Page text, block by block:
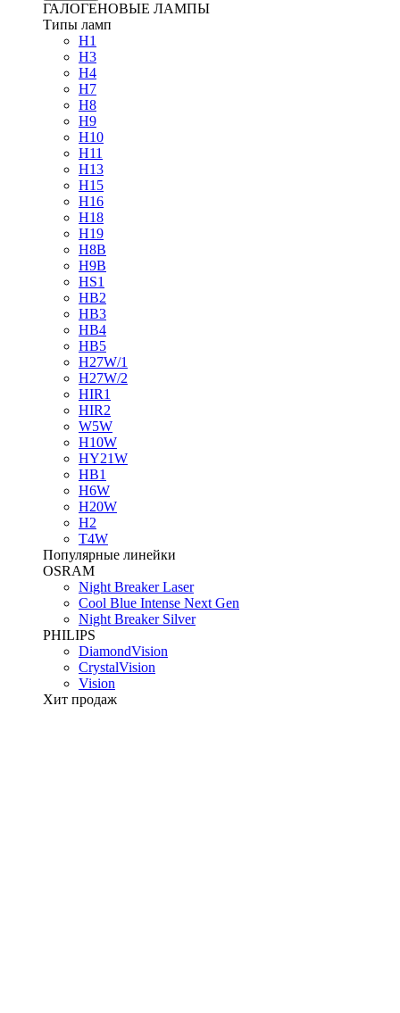
ГАЛОГЕНОВЫЕ ЛАМПЫ
Типы ламп
H1
H3
H4
H7
H8
H9
H10
H11
H13
H15
H16
H18
H19
H8B
H9B
HS1
HB2
HB3
HB4
HB5
H27W/1
H27W/2
HIR1
HIR2
W5W
H10W
HY21W
HB1
H6W
H20W
H2
T4W
Популярные линейки
OSRAM
Night Breaker Laser
Cool Blue Intense Next Gen
Night Breaker Silver
PHILIPS
DiamondVision
CrystalVision
Vision
Хит продаж